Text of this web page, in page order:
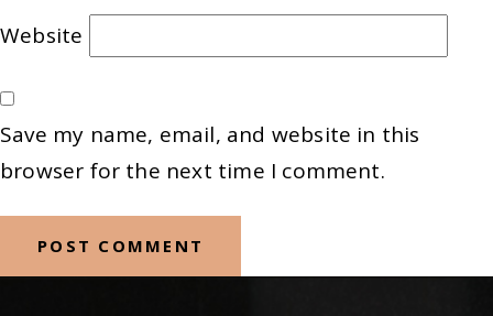
Website
Save my name, email, and website in this
browser for the next time I comment.